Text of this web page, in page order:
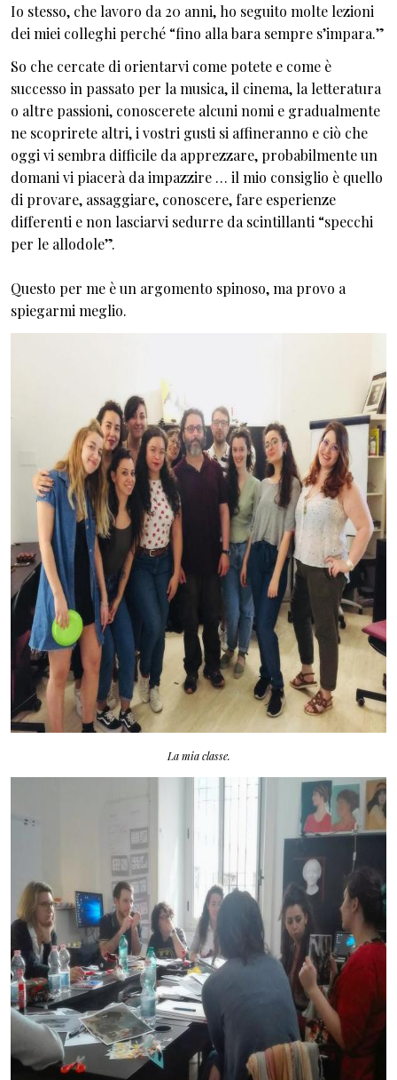
Io stesso, che lavoro da 20 anni, ho seguito molte lezioni
dei miei colleghi perché “fino alla bara sempre s’impara.”
So che cercate di orientarvi come potete e come è
successo in passato per la musica, il cinema, la letteratura
o altre passioni, conoscerete alcuni nomi e gradualmente
ne scoprirete altri, i vostri gusti si affineranno e ciò che
oggi vi sembra difficile da apprezzare, probabilmente un
domani vi piacerà da impazzire … il mio consiglio è quello
di provare, assaggiare, conoscere, fare esperienze
differenti e non lasciarvi sedurre da scintillanti “specchi
per le allodole”.
Questo per me è un argomento spinoso, ma provo a
spiegarmi meglio.
La mia classe.